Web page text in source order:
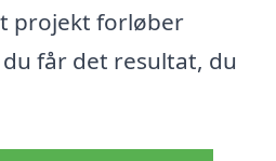
projekt forløber
får det resultat, du